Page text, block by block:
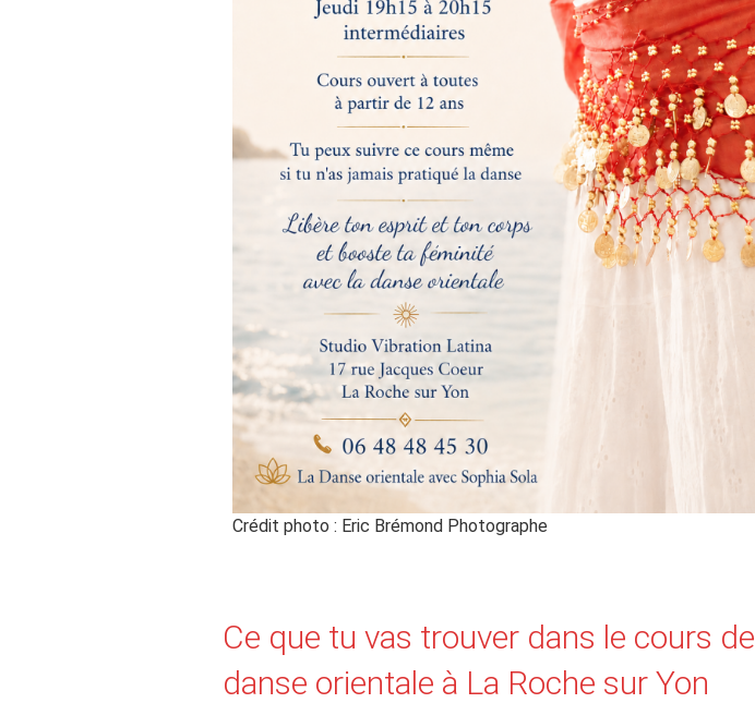
Crédit photo : Eric Brémond Photographe
Ce que tu vas trouver dans le cours de
danse orientale à La Roche sur Yon